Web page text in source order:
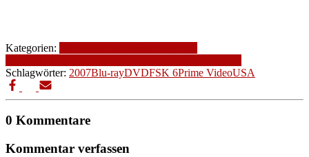
Kategorien:
Schlagwörter: 2007Blu-rayDVDFSK 6Prime VideoUSA
0 Kommentare
Kommentar verfassen